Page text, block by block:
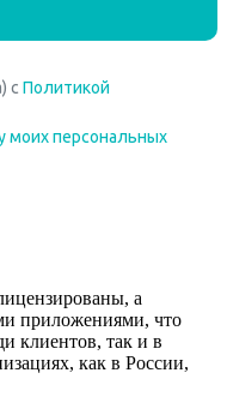
а
приложениями, что
клиентов, так и в
как в России,